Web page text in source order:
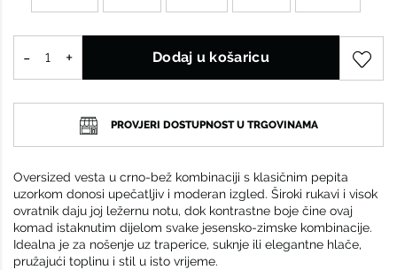
Dodaj u košaricu
PROVJERI DOSTUPNOST U TRGOVINAMA
Oversized vesta u crno-bež kombinaciji s klasičnim pepita
uzorkom donosi upečatljiv i moderan izgled. Široki rukavi i visok
ovratnik daju joj ležernu notu, dok kontrastne boje čine ovaj
komad istaknutim dijelom svake jesensko-zimske kombinacije.
Idealna je za nošenje uz traperice, suknje ili elegantne hlače,
pružajući toplinu i stil u isto vrijeme.